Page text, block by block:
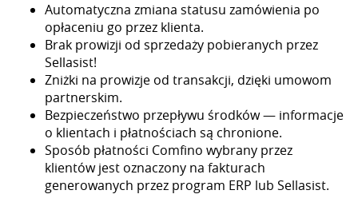
Automatyczna zmiana statusu zamówienia po
opłaceniu go przez klienta.
Brak prowizji od sprzedaży pobieranych przez
Sellasist!
Zniżki na prowizje od transakcji, dzięki umowom
partnerskim.
Bezpieczeństwo przepływu środków — informacje
o klientach i płatnościach są chronione.
Sposób płatności Comfino wybrany przez
klientów jest oznaczony na fakturach
generowanych przez program ERP lub Sellasist.